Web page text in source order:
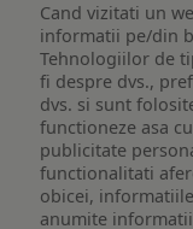
Cand vizitati un
informatii pe/din
Tehnologiilor de
fi despre dvs.,
dvs. si sunt
functioneze asa
publicitate
functionalitati
obicei,
anumite